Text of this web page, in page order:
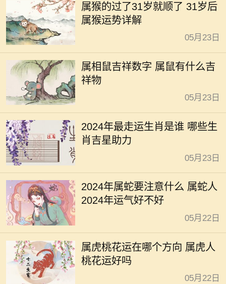
属猴的过了31岁就顺了 31岁后
属猴运势详解
05月23日
属相鼠吉祥数字 属鼠有什么吉
祥物
05月23日
2024年最走运生肖是谁 哪些生
肖吉星助力
05月23日
2024年属蛇要注意什么 属蛇人
2024年运气好不好
05月22日
属虎桃花运在哪个方向 属虎人
桃花运好吗
05月22日